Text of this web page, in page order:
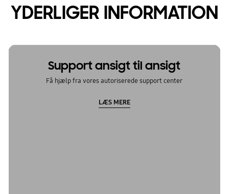
YDERLIGER INFORMATION
Support ansigt til ansigt
Få hjælp fra vores autoriserede support center
LÆS MERE